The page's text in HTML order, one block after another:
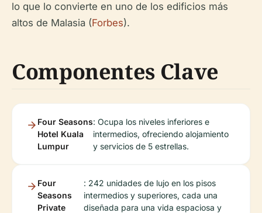
lo que lo convierte en uno de los edificios más
altos de Malasia (Forbes).
Componentes Clave
Four Seasons
Hotel Kuala
Lumpur
: Ocupa los niveles inferiores e
intermedios, ofreciendo alojamiento
y servicios de 5 estrellas.
Four
Seasons
Private
: 242 unidades de lujo en los pisos
intermedios y superiores, cada una
diseñada para una vida espaciosa y